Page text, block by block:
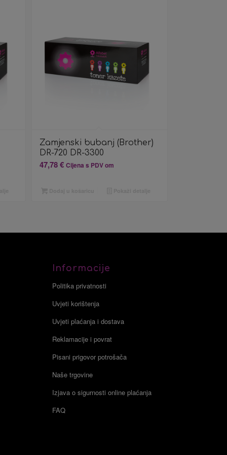
Zamjenski bubanj (Brother)
DR-720 DR-3300
47,78€ Cijena s PDV om
Informacije
Politika privatnosti
Uvjeti korištenja
Uvjeti plaćanja i dostava
Reklamacije i povrat
Pisani prigovor potrošača
Naše trgovine
Izjava o sigurnosti online plaćanja
FAQ